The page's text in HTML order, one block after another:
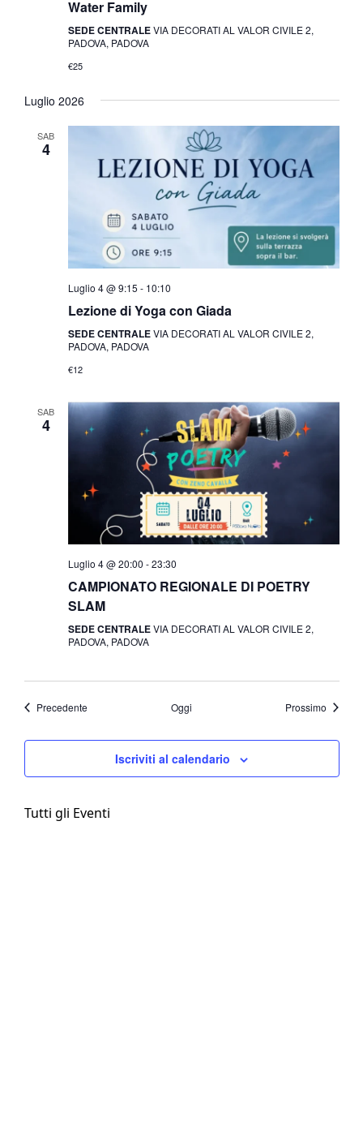
Water Family
SEDE CENTRALEVIA DECORATI AL VALOR CIVILE 2,
PADOVA, PADOVA
€25
Luglio 2026
SAB
4
Luglio 4 @ 9:15 - 10:10
Lezione di Yoga con Giada
SEDE CENTRALEVIA DECORATI AL VALOR CIVILE 2,
PADOVA, PADOVA
€12
SAB
4
Luglio 4 @ 20:00 -23:30
CAMPIONATO REGIONALE DI POETRY
SLAM
SEDE CENTRALEVIA DECORATI AL VALOR CIVILE 2,
PADOVA, PADOVA
PrecedenteEventi Oggi Prossimo Eventi
Iscriviti al calendario
Tutti gli Eventi